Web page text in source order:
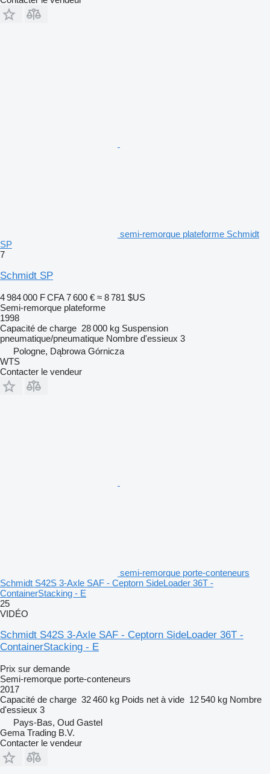
semi-remorque plateforme Schmidt
SP
7
Schmidt SP
4 984 000 F CFA 7 600 € ≈ 8 781 $US
Semi-remorque plateforme
1998
Capacité de charge 28 000 kg Suspension
pneumatique/pneumatique Nombre d'essieux 3
Pologne, Dąbrowa Górnicza
WTS
Contacter le vendeur
semi-remorque porte-conteneurs
Schmidt S42S 3-Axle SAF - Ceptorn SideLoader 36T -
ContainerStacking - E
25
VIDÉO
Schmidt S42S 3-Axle SAF - Ceptorn SideLoader 36T -
ContainerStacking - E
Prix sur demande
Semi-remorque porte-conteneurs
2017
Capacité de charge 32 460 kg Poids net à vide 12 540 kg Nombre
d'essieux 3
Pays-Bas, Oud Gastel
Gema Trading B.V.
Contacter le vendeur